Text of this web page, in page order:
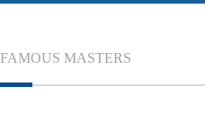
FAMOUS MASTERS